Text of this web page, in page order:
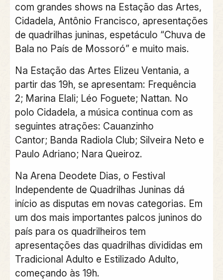
com grandes shows na Estação das Artes,
Cidadela, Antônio Francisco, apresentações
de quadrilhas juninas, espetáculo “Chuva de
Bala no País de Mossoró” e muito mais.
Na Estação das Artes Elizeu Ventania, a
partir das 19h, se apresentam: Frequência
2; Marina Elali; Léo Foguete; Nattan. No
polo Cidadela, a música continua com as
seguintes atrações: Cauanzinho
Cantor; Banda Radiola Club; Silveira Neto e
Paulo Adriano; Nara Queiroz.
Na Arena Deodete Dias, o Festival
Independente de Quadrilhas Juninas dá
início as disputas em novas categorias. Em
um dos mais importantes palcos juninos do
país para os quadrilheiros tem
apresentações das quadrilhas divididas em
Tradicional Adulto e Estilizado Adulto,
começando às 19h.